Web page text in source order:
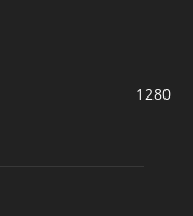
1280